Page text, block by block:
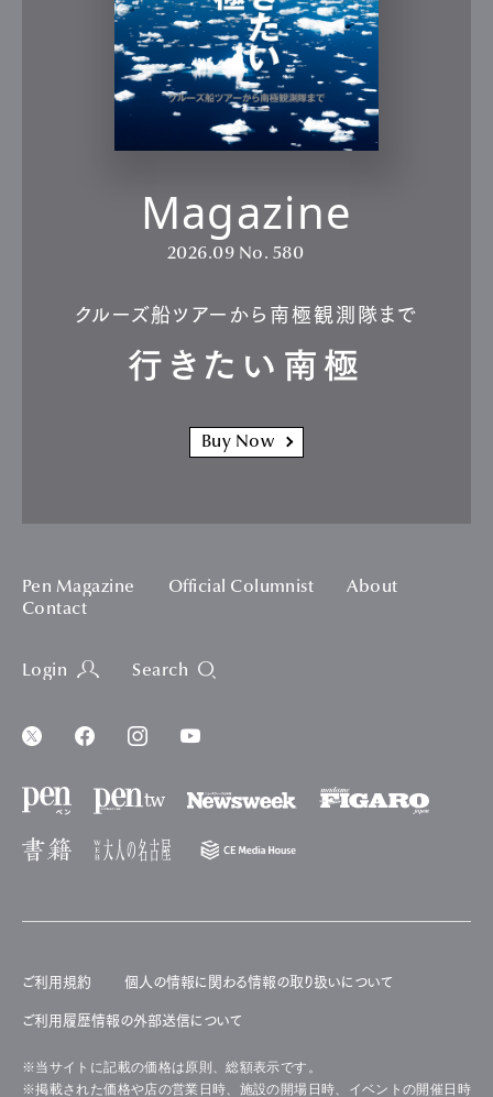
Magazine
2026.09 No. 580
クルーズ船ツアーから南極観測隊まで
行きたい南極
Buy Now
Pen Magazine Official Columnist
About
Contact
Login Search
ご利用規約 個人の情報に関わる情報の取り扱いについて
ご利用履歴情報の外部送信について
※当サイトに記載の価格は原則、総額表示です。
※掲載された価格や店の営業日時、施設の開場日時、イベントの開催日時